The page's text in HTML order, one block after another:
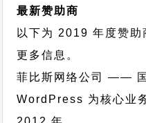
最新赞助商
以下为 2019 年度赞助
更多信息。
菲比斯网络公司
—— 国
WordPress 为核心业